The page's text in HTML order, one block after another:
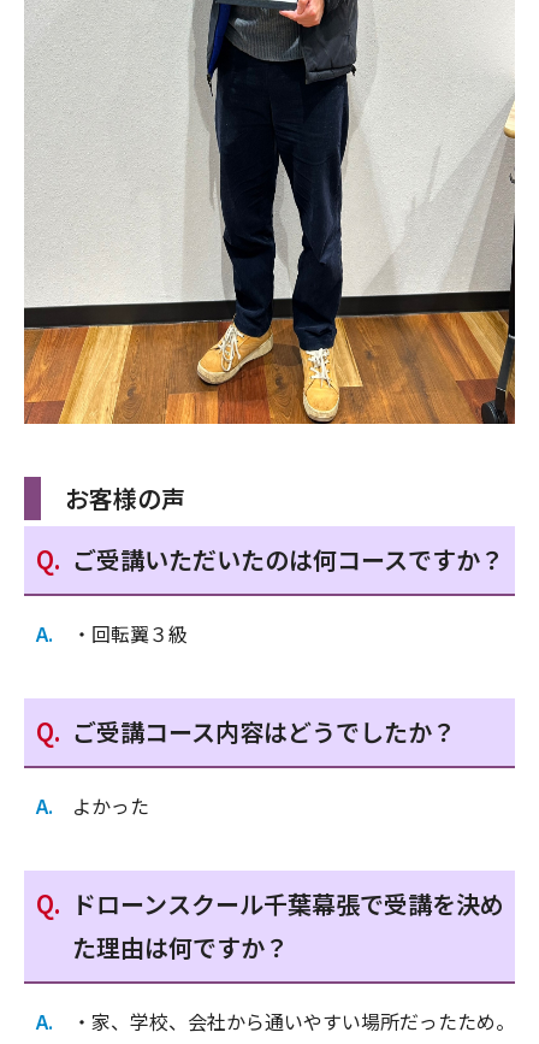
お客様の声
ご受講いただいたのは何コースですか？
・回転翼３級
ご受講コース内容はどうでしたか？
よかった
ドローンスクール千葉幕張で受講を決め
た理由は何ですか？
・家、学校、会社から通いやすい場所だったため。